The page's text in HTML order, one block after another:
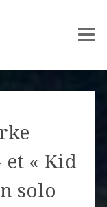
et « Kid
solo